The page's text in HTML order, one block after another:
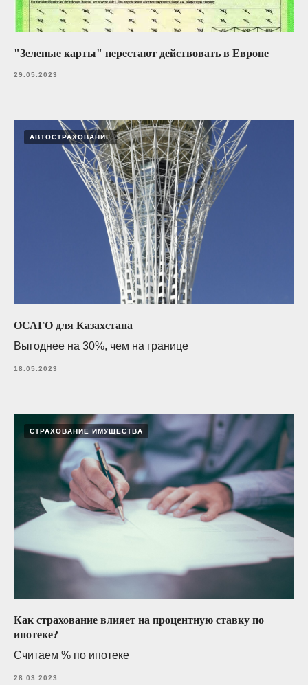
"Зеленые карты" перестают действовать в Европе
29.05.2023
АВТОСТРАХОВАНИЕ
ОСАГО для Казахстана
Выгоднее на 30%, чем на границе
18.05.2023
СТРАХОВАНИЕ ИМУЩЕСТВА
Как страхование влияет на процентную ставку по
ипотеке?
Считаем % по ипотеке
28.03.2023